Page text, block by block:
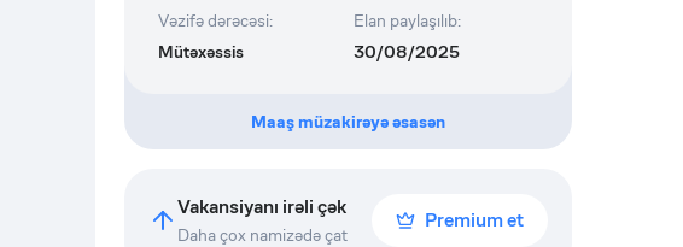
Vəzifə dərəcəsi:
Mütəxəssis
Elan paylaşılıb:
30/08/2025
Maaş müzakirəyə əsasən
Vakansiyanı irəli çək
Daha çox namizədə çat
Premium et